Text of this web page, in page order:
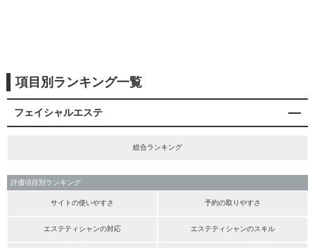
項目別ランキング一覧
フェイシャルエステ
総合ランキング
評価項目別ランキング
サイトの使いやすさ 予約の取りやすさ
エステティシャンの対応 エステティシャンのスキル